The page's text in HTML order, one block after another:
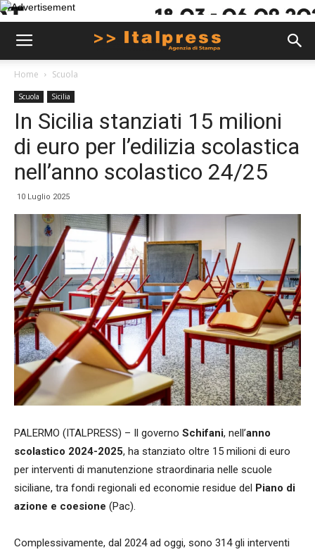
Home Scuola
Scuola Sicilia
In Sicilia stanziati 15 milioni
di euro per l’edilizia scolastica
nell’anno scolastico 24/25
10 Luglio 2025
PALERMO (ITALPRESS) – Il governo Schifani, nell’anno
scolastico 2024-2025, ha stanziato oltre 15 milioni di euro
per interventi di manutenzione straordinaria nelle scuole
siciliane, tra fondi regionali ed economie residue del Piano di
azione e coesione (Pac).
Complessivamente, dal 2024 ad oggi, sono 314 gli interventi